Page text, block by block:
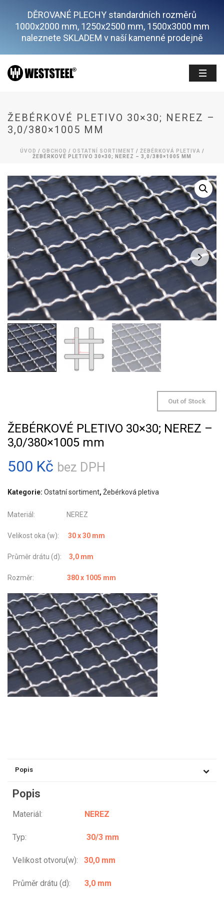
DĚROVANÉ PLECHY standardních rozměrů
1000x2000 mm, 1250x2500 mm, 1500x3000 mm
naleznete SKLADEM v naší kamenné prodejně
ŽEBÉRKOVÉ PLETIVO 30×30; NEREZ –
3,0/380×1005 MM
ÚVOD / OBCHOD / OSTATNÍ SORTIMENT / ŽEBÉRKOVÁ PLETIVA /
ŽEBÉRKOVÉ PLETIVO 30×30; NEREZ – 3,0/380×1005 MM
Out of Stock
ŽEBÉRKOVÉ PLETIVO 30×30; NEREZ –
3,0/380×1005 mm
500 Kč bez DPH
Kategorie: Ostatní sortiment, Žebérková pletiva
Materiál: NEREZ
Velikost oka (w): 30 x 30 mm
Průměr drátu (d): 3,0 mm
Rozměr: 380 x 1005 mm
Popis
Popis
Materiál: NEREZ
Typ: 30/3 mm
Velikost otvoru(w): 30,0 mm
Průměr drátu (d): 3,0 mm